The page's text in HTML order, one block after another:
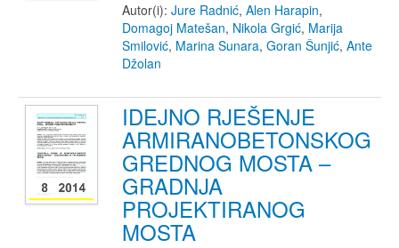
Autor(i): Jure Radnić, Alen Harapin,
Domagoj Matešan, Nikola Grgić, Marija
Smilović, Marina Sunara, Goran Šunjić, Ante
Džolan
IDEJNO RJEŠENJE
ARMIRANOBETONSKOG
GREDNOG MOSTA –
GRADNJA
PROJEKTIRANOG
MOSTA